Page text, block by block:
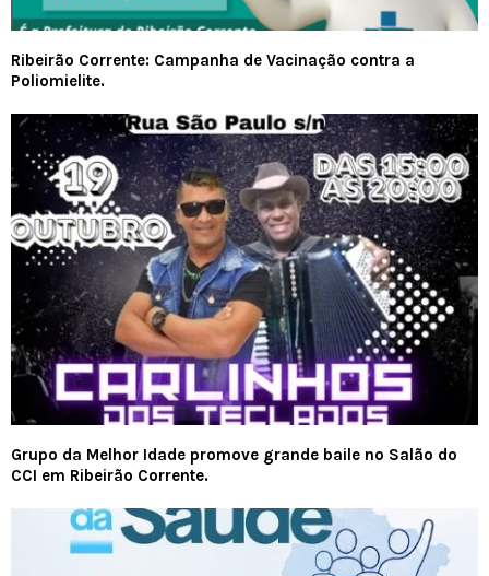
Ribeirão Corrente: Campanha de Vacinação contra a
Poliomielite.
Grupo da Melhor Idade promove grande baile no Salão do
CCI em Ribeirão Corrente.